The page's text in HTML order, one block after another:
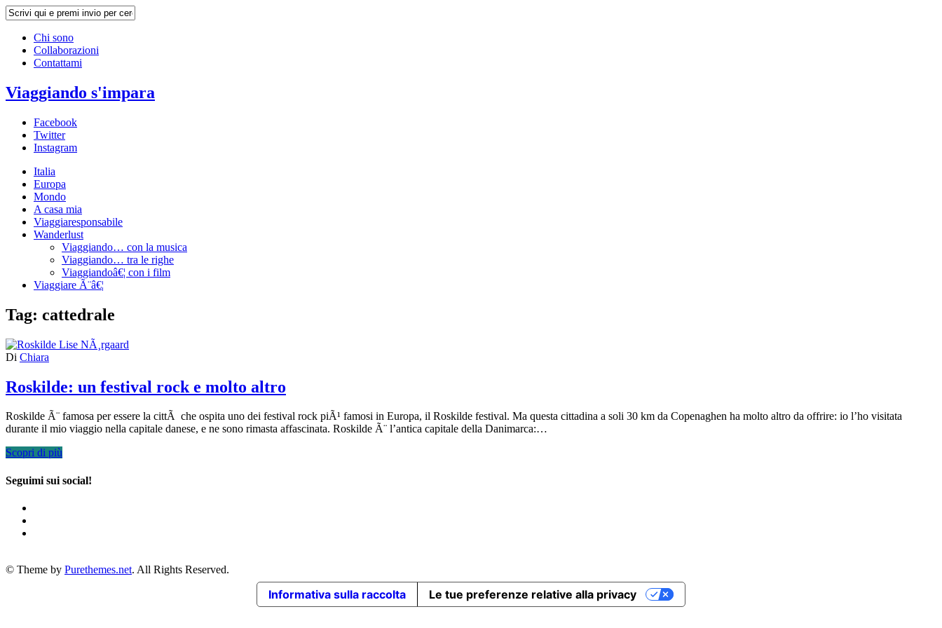
Chi sono
Collaborazioni
Contattami
Viaggiando s'impara
Facebook
Twitter
Instagram
Italia
Europa
Mondo
A casa mia
Viaggiaresponsabile
Wanderlust
Viaggiando… con la musica
Viaggiando… tra le righe
Viaggiandoâ€¦ con i film
Viaggiare Ã¨â€¦
Tag: cattedrale
Di Chiara
Roskilde: un festival rock e molto altro
Roskilde Ã¨ famosa per essere la cittÃ che ospita uno dei festival rock piÃ¹ famosi in Europa, il Roskilde festival. Ma questa cittadina a soli 30 km da Copenaghen ha molto altro da offrire: io l’ho visitata
durante il mio viaggio nella capitale danese, e ne sono rimasta affascinata. Roskilde Ã¨ l’antica capitale della Danimarca:…
Scopri di più
Seguimi sui social!
© Theme by Purethemes.net. All Rights Reserved.
Informativa sulla raccolta Le tue preferenze relative alla privacy